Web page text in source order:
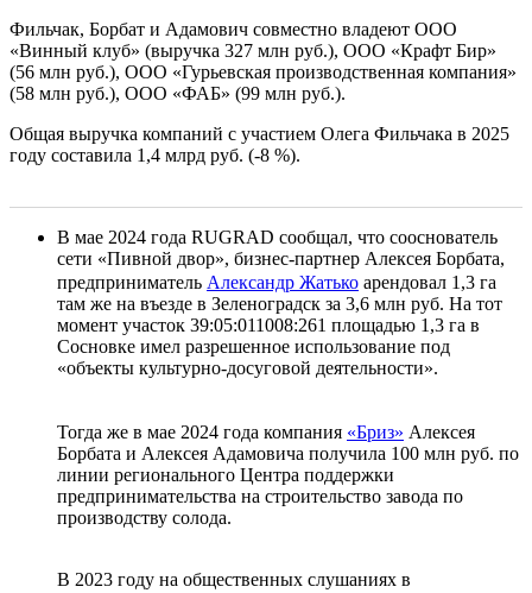
Фильчак, Борбат и Адамович совместно владеют ООО
«Винный клуб» (выручка 327 млн руб.), ООО «Крафт Бир»
(56 млн руб.), ООО «Гурьевская производственная компания»
(58 млн руб.), ООО «ФАБ» (99 млн руб.).
Общая выручка компаний с участием Олега Фильчака в 2025
году составила 1,4 млрд руб. (-8 %).
В мае 2024 года RUGRAD сообщал, что сооснователь
сети «Пивной двор», бизнес-партнер Алексея Борбата,
предприниматель Александр Жатько арендовал 1,3 га
там же на въезде в Зеленоградск за 3,6 млн руб. На тот
момент участок 39:05:011008:261 площадью 1,3 га в
Сосновке имел разрешенное использование под
«объекты культурно-досуговой деятельности».
Тогда же в мае 2024 года компания «Бриз» Алексея
Борбата и Алексея Адамовича получила 100 млн руб. по
линии регионального Центра поддержки
предпринимательства на строительство завода по
производству солода.
В 2023 году на общественных слушаниях в